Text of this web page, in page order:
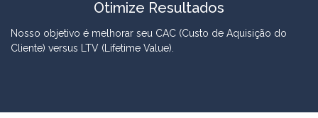
Otimize Resultados
Nosso objetivo é melhorar seu CAC (Custo de Aquisição do
Cliente) versus LTV (Lifetime Value).